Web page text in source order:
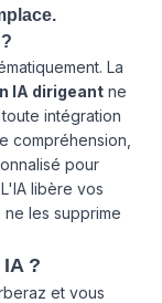
La
IA dirigeant ne
intégration
compréhension,
pour
libère vos
les supprime
?
et vous